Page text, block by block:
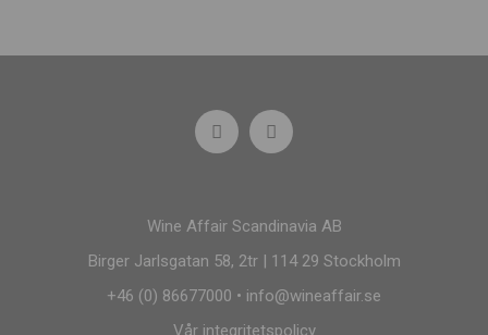
Wine Affair Scandinavia AB
Birger Jarlsgatan 58, 2tr | 114 29 Stockholm
+46 (0) 86677000 • info@wineaffair.se
Vår integritetspolicy